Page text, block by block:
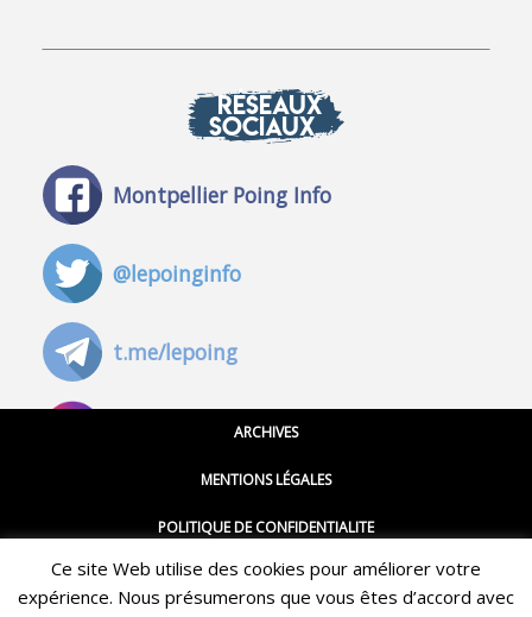
RÉSEAUX
SOCIAUX
Montpellier Poing Info
@lepoinginfo
t.me/lepoing
@montpellierpoinginfo
@LePoingMontpellier
ARCHIVES
MENTIONS LÉGALES
POLITIQUE DE CONFIDENTIALITE
CGU
Ce site Web utilise des cookies pour améliorer votre
expérience. Nous présumerons que vous êtes d’accord avec